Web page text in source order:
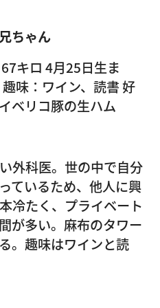
ちゃん
キロ 4月25日生ま
味：ワイン、読書 好
ベリコ豚の生ハム
外科医。世の中で自分
ているため、他人に興
冷たく、プライベート
が多い。麻布のタワー
。趣味はワインと読